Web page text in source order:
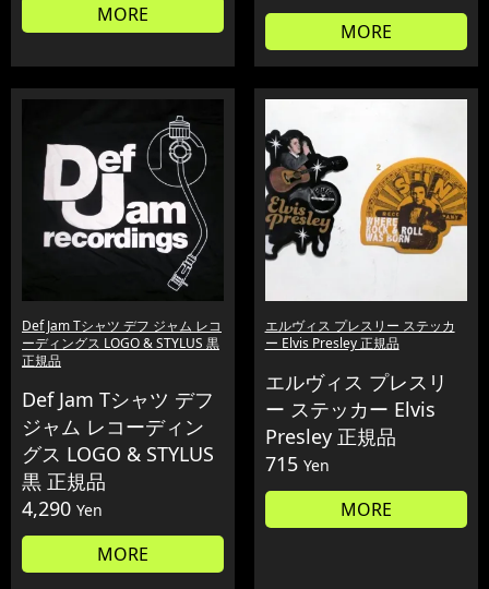
MORE
MORE
Def Jam Tシャツ デフ ジャム レコ
ーディングス LOGO & STYLUS 黒
正規品
Def Jam Tシャツ デフ
ジャム レコーディン
グス LOGO & STYLUS
黒 正規品
4,290 Yen
MORE
エルヴィス プレスリー ステッカ
ー Elvis Presley 正規品
エルヴィス プレスリ
ー ステッカー Elvis
Presley 正規品
715 Yen
MORE